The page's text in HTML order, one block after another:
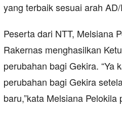
yang terbaik sesuai arah AD/
Peserta dari NTT, Melsiana
Rakernas menghasilkan
perubahan bagi Gekira. “Ya
perubahan bagi Gekira
baru,”kata Melsiana Pelokila